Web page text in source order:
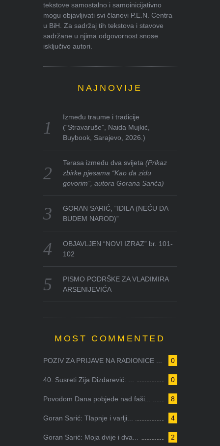
tekstove samostalno i samoinicijativno
mogu objavljivati svi članovi P.E.N. Centra
u BiH. Za sadržaj tih tekstova i stavove
sadržane u njima odgovornost snose
isključivo autori.
NAJNOVIJE
Između traume i tradicije
(“Stravaruše”, Naida Mujkić,
Buybook, Sarajevo, 2026.)
Terasa između dva svijeta(Prikaz
zbirke pjesama “Kao da zidu
govorim”, autora Gorana Sarića)
GORAN SARIĆ, “IDILA (NEĆU DA
BUDEM NAROD)”
OBJAVLJEN “NOVI IZRAZ” br. 101-
102
PISMO PODRŠKE ZA VLADIMIRA
ARSENIJEVIĆA
MOST COMMENTED
0
POZIV ZA PRIJAVE NA RADIONICE ...
0
40. Susreti Zija Dizdarević: ...
8
Povodom Dana pobjede nad faši...
4
Goran Sarić: Tlapnje i varlji...
2
Goran Sarić: Moja dvije i dva...